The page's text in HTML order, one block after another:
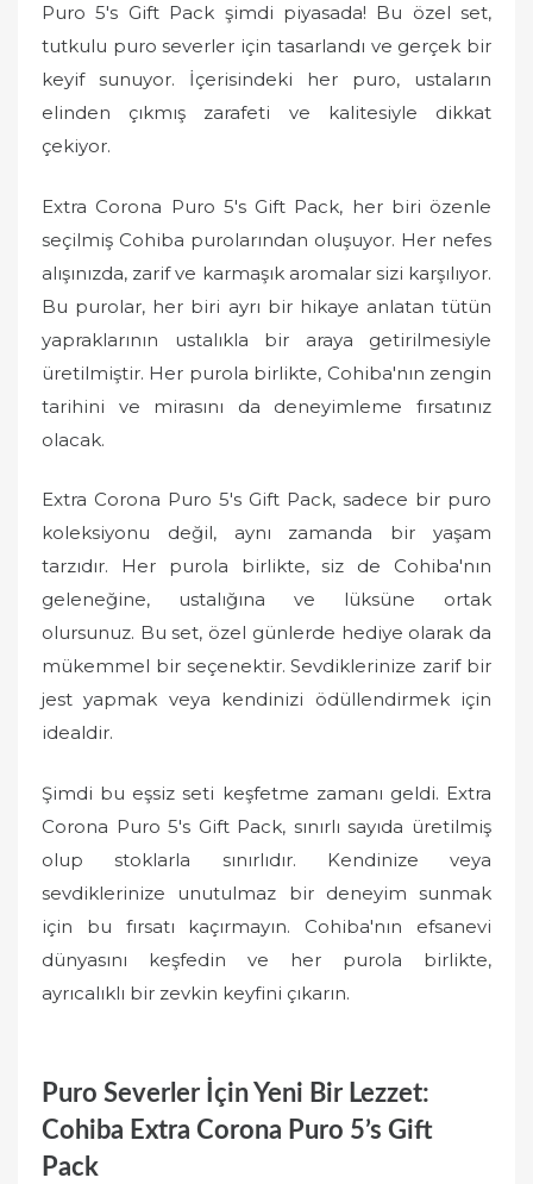
Puro 5's Gift Pack şimdi piyasada! Bu özel set,
tutkulu puro severler için tasarlandı ve gerçek bir
keyif sunuyor. İçerisindeki her puro, ustaların
elinden çıkmış zarafeti ve kalitesiyle dikkat
çekiyor.
Extra Corona Puro 5's Gift Pack, her biri özenle
seçilmiş Cohiba purolarından oluşuyor. Her nefes
alışınızda, zarif ve karmaşık aromalar sizi karşılıyor.
Bu purolar, her biri ayrı bir hikaye anlatan tütün
yapraklarının ustalıkla bir araya getirilmesiyle
üretilmiştir. Her purola birlikte, Cohiba'nın zengin
tarihini ve mirasını da deneyimleme fırsatınız
olacak.
Extra Corona Puro 5's Gift Pack, sadece bir puro
koleksiyonu değil, aynı zamanda bir yaşam
tarzıdır. Her purola birlikte, siz de Cohiba'nın
geleneğine, ustalığına ve lüksüne ortak
olursunuz. Bu set, özel günlerde hediye olarak da
mükemmel bir seçenektir. Sevdiklerinize zarif bir
jest yapmak veya kendinizi ödüllendirmek için
idealdir.
Şimdi bu eşsiz seti keşfetme zamanı geldi. Extra
Corona Puro 5's Gift Pack, sınırlı sayıda üretilmiş
olup stoklarla sınırlıdır. Kendinize veya
sevdiklerinize unutulmaz bir deneyim sunmak
için bu fırsatı kaçırmayın. Cohiba'nın efsanevi
dünyasını keşfedin ve her purola birlikte,
ayrıcalıklı bir zevkin keyfini çıkarın.
Puro Severler İçin Yeni Bir Lezzet:
Cohiba Extra Corona Puro 5’s Gift
Pack